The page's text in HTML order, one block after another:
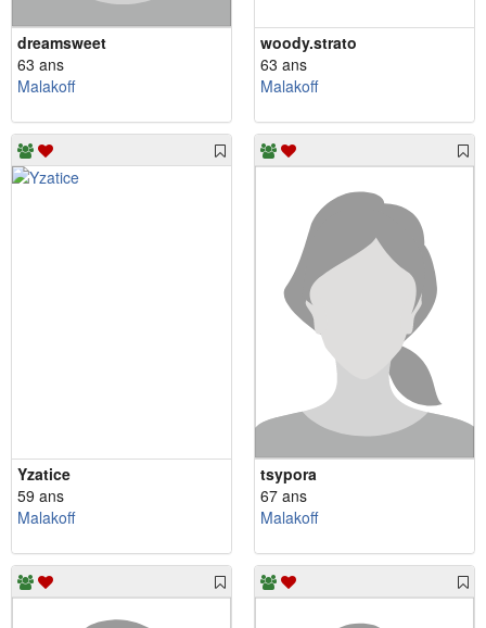
dreamsweet
63 ans
Malakoff
woody.strato
63 ans
Malakoff
Yzatice
59 ans
Malakoff
tsypora
67 ans
Malakoff